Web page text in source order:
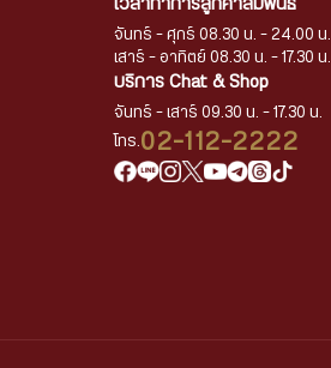
เวลาทำการลูกค้าสัมพันธ์
จันทร์ - ศุกร์ 08.30 น. - 24.00 น.
เสาร์ - อาทิตย์ 08.30 น. - 17.30 น.
บริการ Chat & Shop
จันทร์ - เสาร์ 09.30 น. - 17.30 น.
โทร.02-112-2222